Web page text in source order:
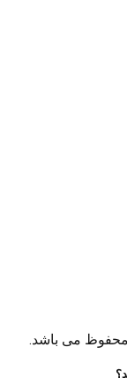
محفوظ می باشد.